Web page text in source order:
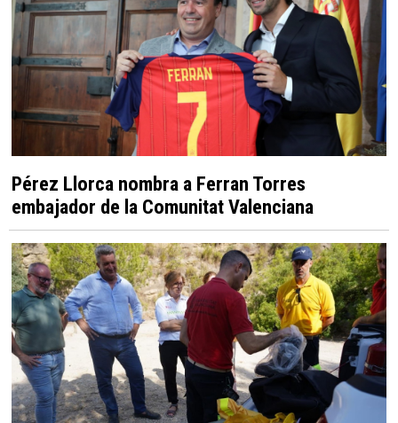
Pérez Llorca nombra a Ferran Torres
embajador de la Comunitat Valenciana